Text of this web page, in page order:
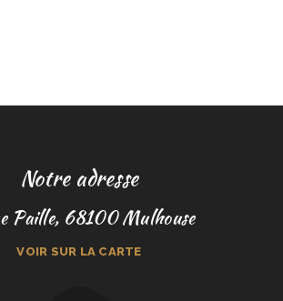
Notre adresse
Paille, 68100 Mulhouse
VOIR SUR LA CARTE